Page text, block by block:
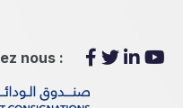
nous :